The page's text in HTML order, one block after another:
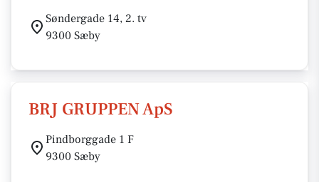
Søndergade 14, 2. tv
9300 Sæby
BRJ GRUPPEN ApS
Pindborggade 1 F
9300 Sæby